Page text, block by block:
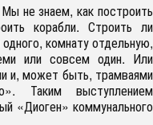
не знаем, как построить
корабли. Строить ли
комнату отдельную,
или совсем один. Или
и, может быть, трамваями
Таким выступлением
«Диоген» коммунального